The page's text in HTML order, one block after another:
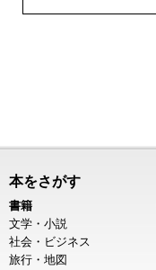
本をさがす
書籍
文学・小説
社会・ビジネス
旅行・地図